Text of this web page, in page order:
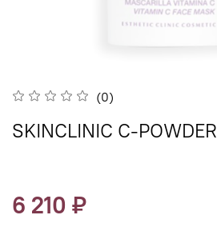
(0)
SKINCLINIC C-POWDER
6 210 ₽